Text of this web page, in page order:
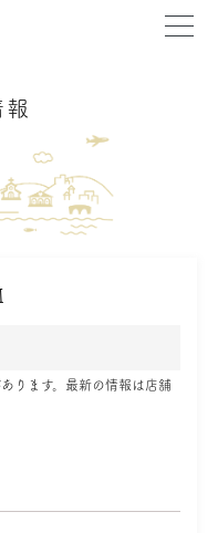
ります。最新の情報は店舗